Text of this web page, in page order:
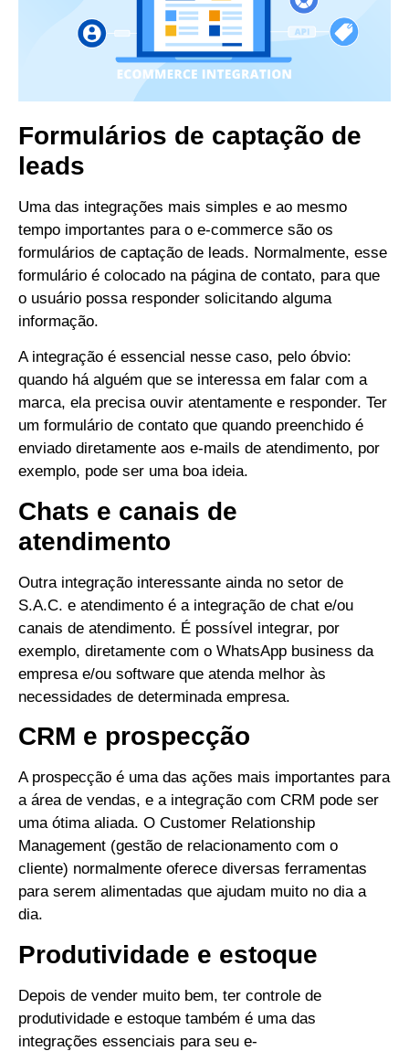
Formulários de captação de
leads
Uma das integrações mais simples e ao mesmo
tempo importantes para o e-commerce são os
formulários de captação de leads. Normalmente, esse
formulário é colocado na página de contato, para que
o usuário possa responder solicitando alguma
informação.
A integração é essencial nesse caso, pelo óbvio:
quando há alguém que se interessa em falar com a
marca, ela precisa ouvir atentamente e responder. Ter
um formulário de contato que quando preenchido é
enviado diretamente aos e-mails de atendimento, por
exemplo, pode ser uma boa ideia.
Chats e canais de
atendimento
Outra integração interessante ainda no setor de
S.A.C. e atendimento é a integração de chat e/ou
canais de atendimento. É possível integrar, por
exemplo, diretamente com o WhatsApp business da
empresa e/ou software que atenda melhor às
necessidades de determinada empresa.
CRM e prospecção
A prospecção é uma das ações mais importantes para
a área de vendas, e a integração com CRM pode ser
uma ótima aliada. O Customer Relationship
Management (gestão de relacionamento com o
cliente) normalmente oferece diversas ferramentas
para serem alimentadas que ajudam muito no dia a
dia.
Produtividade e estoque
Depois de vender muito bem, ter controle de
produtividade e estoque também é uma das
integrações essenciais para seu e-